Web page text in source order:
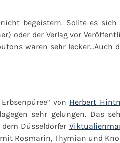
begeistern. Sollte es sich
oder der Verlag vor
waren sehr lecker…Auch
von Herbert
sehr gelungen. Das
Düsseldorfer
Rosmarin, Thymian und